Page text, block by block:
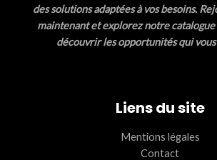
des solutions adaptées à vos besoins.
maintenant et explorez notre
découvrir les opportunités qui
Liens du site
Mentions légales
Contact